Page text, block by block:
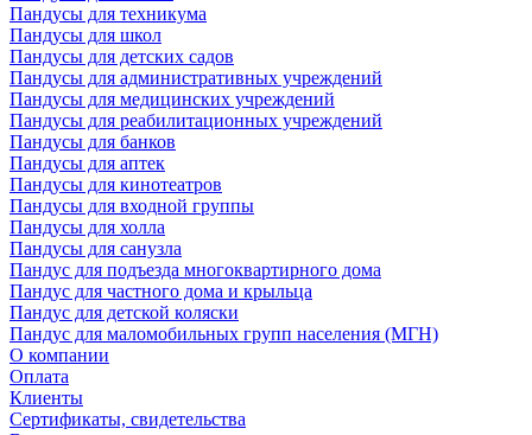
Пандусы для техникума
Пандусы для школ
Пандусы для детских садов
Пандусы для административных учреждений
Пандусы для медицинских учреждений
Пандусы для реабилитационных учреждений
Пандусы для банков
Пандусы для аптек
Пандусы для кинотеатров
Пандусы для входной группы
Пандусы для холла
Пандусы для санузла
Пандус для подъезда многоквартирного дома
Пандус для частного дома и крыльца
Пандус для детской коляски
Пандус для маломобильных групп населения (МГН)
О компании
Оплата
Клиенты
Сертификаты, свидетельства